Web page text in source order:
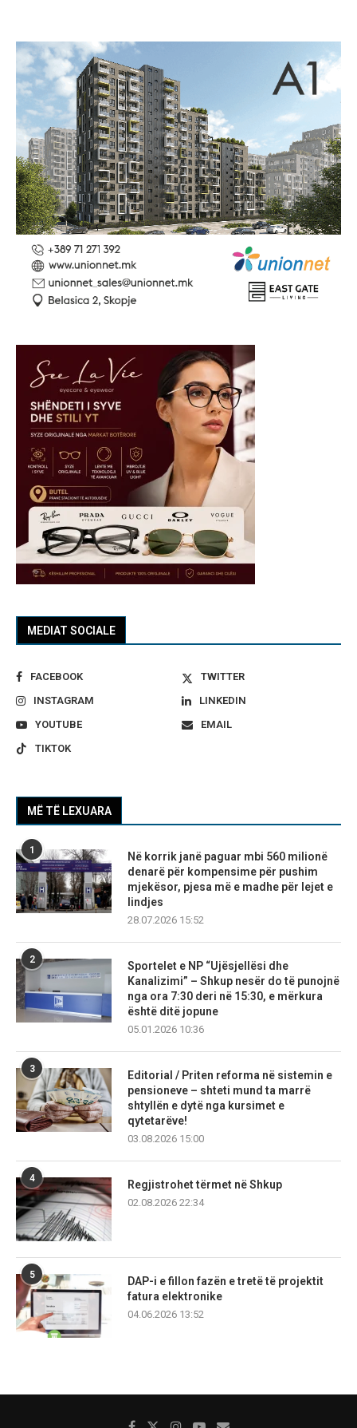
MEDIAT SOCIALE
FACEBOOK
TWITTER
INSTAGRAM
LINKEDIN
YOUTUBE
EMAIL
TIKTOK
MË TË LEXUARA
1
Në korrik janë paguar mbi 560 milionë
denarë për kompensime për pushim
mjekësor, pjesa më e madhe për lejet e
lindjes
28.07.2026 15:52
2
Sportelet e NP “Ujësjellësi dhe
Kanalizimi” – Shkup nesër do të punojnë
nga ora 7:30 deri në 15:30, e mërkura
është ditë jopune
05.01.2026 10:36
3
Editorial / Priten reforma në sistemin e
pensioneve – shteti mund ta marrë
shtyllën e dytë nga kursimet e
qytetarëve!
03.08.2026 15:00
4
Regjistrohet tërmet në Shkup
02.08.2026 22:34
5
DAP-i e fillon fazën e tretë të projektit
fatura elektronike
04.06.2026 13:52